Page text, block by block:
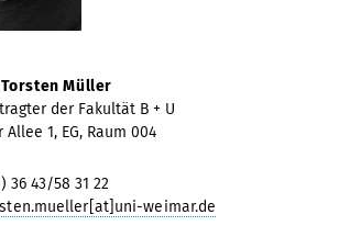
Müller
der Fakultät B + U
1, EG, Raum 004
36 43/58 31 22
weimar.de